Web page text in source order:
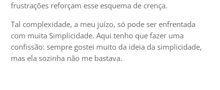
frustrações reforçam esse esquema de crença.
Tal complexidade, a meu juízo, só pode ser enfrentada
com muita Simplicidade. Aqui tenho que fazer uma
confissão: sempre gostei muito da ideia da simplicidade,
mas ela sozinha não me bastava.